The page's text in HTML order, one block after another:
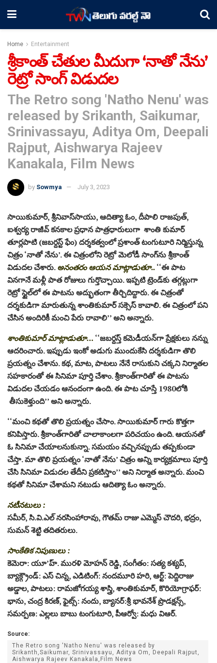
Home Entertainment
శ్రీకాంత్‌ చేతుల మీదుగా ‘నాతో నేను’
రెట్రో సాంగ్‌ విడుదల
The Retro song 'Natho Nenu' was
released by Srikanth, Saikumar,
Srinivassayu, Aditya Om, Deepali
Rajput, Aishwarya Rajeev
Kanakala, Film News
by Sowmya July 3, 2023
సాయికుమార్‌, శ్రీనివాస్‌సాయు, ఆదిత్యా ఓం, దీపాలి రాజపుత్‌,
ఐశ్వర్య రాజీవ్‌ కనకాల ప్రధాన పాత్రధారులుగా శాంతి కుమార్‌
తూర్లపాటి (జబర్దస్ట్‌ ఫేం) దర్శకత్వంలో ప్రశాంత్‌ టంగుటూరి నిర్మిస్తున్న
చిత్రం ‘నాతో నేను’. ఈ చిత్రంలోని రెట్రో మెలోడీ సాంగ్‌ను శ్రీకాంత్‌
విడుదల చేశారు.అనంతరం ఆయన మాట్లాడుతూ..‘‘ఈ పాట
వినగానే మళ్లీ పాత రోజులు గుర్తొచ్చాయి. ఇప్పటి ట్రెండ్‌కు తగ్గట్లుగా
రెట్రో స్టైల్‌లో ఈ పాటను అద్భుతంగా తీర్చిదిద్దారు. ఈ చిత్రంతో
దర్శకుడిగా మారుతున్న శాంతికుమార్‌ సక్సెస్‌ కావాలి. ఈ చిత్రంలో పని
చేసిన అందిరికీ మంచి పేరు రావాలి’’ అని అన్నారు.
శాంతికుమార్‌ మాట్లాడుతూ… ‘‘జబర్దస్త్‌ కమెడీయన్‌గా ప్రేక్షకులు నన్ను
ఆదరించారు. ఇప్పుడు ఇంకో అడుగు ముందుకేసి దర్శకుడిగా తొలి
ప్రయత్నం చేశాను. కథ, మాట, పాటలు నేనే రాసుకుని చక్కని నిర్మాతల
సహకారంతో ఈ సినిమా పూర్తి చేశాం. శ్రీకాంత్‌గారితో ఈ పాటను
విడుదల చేయడం ఆనందంగా ఉంది. ఈ పాట చూస్తే 1980లోకి
తీసుకెళ్తుంది’’ అని అన్నారు.
‘‘మంచి కథతో తొలి ప్రయత్నం చేసాం. సాయికుమార్‌ గారు కొత్తగా
కనిపిస్తారు. శ్రీకాంత్‌గారితో చాలాకాంలగా పరిచయం ఉంది. ఆయనతో
ఓ సినిమా చేయాలనుకున్నా. సమయం వచ్చినప్పుడు తప్పకుండా
చేస్తా. మా తొలి ప్రయత్నం ‘నాతో నేను’ చిత్రం అన్ని కార్యక్రమాలు పూర్తి
చేసి సినిమా విడుదల తేదీని ప్రకటిస్తాం’’ అని నిర్మాత అన్నారు. మంచి
కథతో సినిమా చేశామని నటుడు ఆదిత్యా ఓం అన్నారు.
నటీనటులు :
సమీర్, సి.వి.ఎల్ నరసింహారావు, గౌతమ్ రాజు ఎమ్మెస్ చౌదరి, భద్రం,
సుమన్ శెట్టి తదితరులు.
సాంకేతిక నిపుణులు :
కెమెరా: యూ’హ్. మురళి మోహన్ రెడ్డి, సంగీతం: సత్య కశ్యప్,
బ్యాక్గ్రౌండ్: ఎస్ చిన్న, ఎడిటింగ్: నందమూరి హరి, ఆర్ట్: పెద్దిరాజు
అడ్డాల, పాటలు: రామజోగయ్య శాస్త్రి, శాంతికుమార్, కొరియోగ్రాఫర్:
భాను, చంద్ర కిరణ్, ఫైట్స్: నందు, బ్యానర్:శ్రీ భావనేశ్ ప్రొడక్షన్స్,
సమర్పణ: ఎల్లలు బాబు టంగుటూరి, పీఆర్వో: మధు విఆర్.
Source:
The Retro song 'Natho Nenu' was released by
Srikanth,Saikumar, Srinivassayu, Aditya Om, Deepali Rajput,
Aishwarya Rajeev Kanakala,Film News